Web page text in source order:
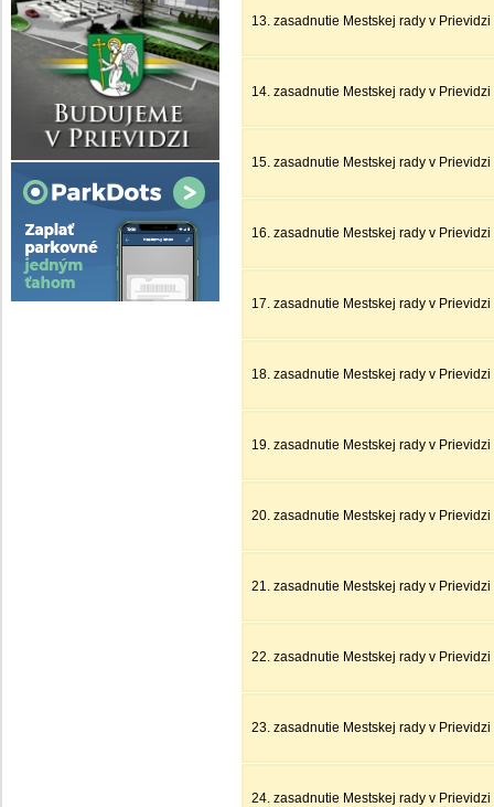
13. zasadnutie Mestskej rady v
14. zasadnutie Mestskej rady v Prievidzi
15. zasadnutie Mestskej rady v
16. zasadnutie Mestskej rady v
17. zasadnutie Mestskej rady v
18. zasadnutie Mestskej rady v
19. zasadnutie Mestskej rady v
20. zasadnutie Mestskej rady v Prievidzi
21. zasadnutie Mestskej rady v
22. zasadnutie Mestskej rady v
23. zasadnutie Mestskej rady v
24. zasadnutie Mestskej rady v